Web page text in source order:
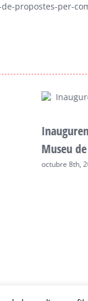
propostes-per-
Museu
octubre 8th,